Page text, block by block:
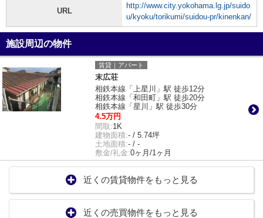
URL
http://www.city.yokohama.lg.jp/suido
u/kyoku/torikumi/suidou-pr/kinenkan/
施設周辺の物件
賃貸｜アパート
末広荘
相鉄本線「上星川」駅 徒歩12分
相鉄本線「和田町」駅 徒歩20分
相鉄本線「星川」駅 徒歩30分
4.5万円
間取:1K
建物面積:- / 5.74坪
土地面積:- / -
敷金/礼金:0ヶ月/1ヶ月
近くの賃貸物件をもっと見る
近くの売買物件をもっと見る